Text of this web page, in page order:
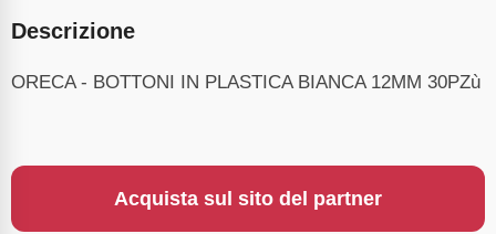
Descrizione
ORECA - BOTTONI IN PLASTICA BIANCA 12MM 30PZù
Acquista sul sito del partner